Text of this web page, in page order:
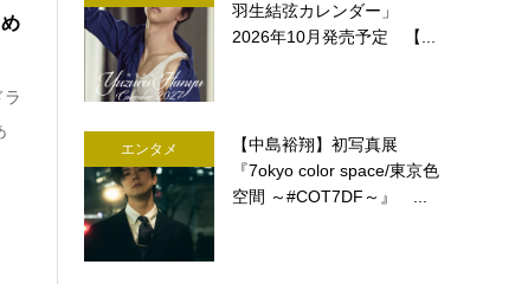
羽生結弦カレンダー」
2026年10月発売予定 【...
エンタメ
【中島裕翔】初写真展
『7okyo color space/東京色
空間 ～#COT7DF～』 ...